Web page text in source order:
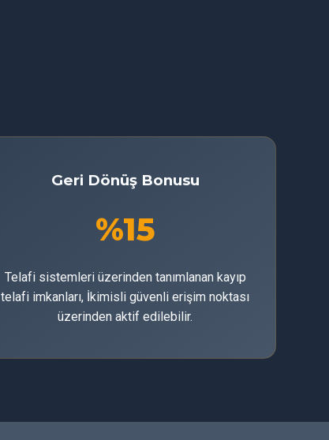
Geri Dönüş Bonusu
%15
Telafi sistemleri üzerinden tanımlanan kayıp
telafi imkanları, İkimisli güvenli erişim noktası
üzerinden aktif edilebilir.